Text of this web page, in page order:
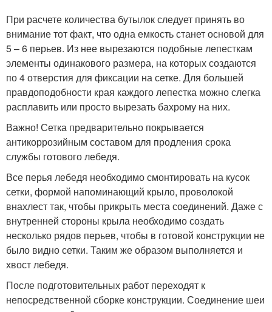
При расчете количества бутылок следует принять во
внимание тот факт, что одна емкость станет основой для
5 – 6 перьев. Из нее вырезаются подобные лепесткам
элементы одинакового размера, на которых создаются
по 4 отверстия для фиксации на сетке. Для большей
правдоподобности края каждого лепестка можно слегка
расплавить или просто вырезать бахрому на них.
Важно! Сетка предварительно покрывается
антикоррозийным составом для продления срока
службы готового лебедя.
Все перья лебедя необходимо смонтировать на кусок
сетки, формой напоминающий крыло, проволокой
внахлест так, чтобы прикрыть места соединений. Даже с
внутренней стороны крыла необходимо создать
несколько рядов перьев, чтобы в готовой конструкции не
было видно сетки. Таким же образом выполняется и
хвост лебедя.
После подготовительных работ переходят к
непосредственной сборке конструкции. Соединение шеи